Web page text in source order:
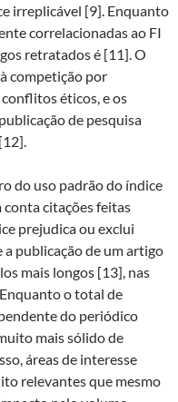
irreplicável [9]. Enquanto
correlacionadas ao FI
retratados é [11]. O
competição por
éticos, e os
de pesquisa
do uso padrão do índice
citações feitas
prejudica ou exclui
a publicação de um artigo
mais longos [13], nas
o total de
do periódico
mais sólido de
áreas de interesse
relevantes que mesmo